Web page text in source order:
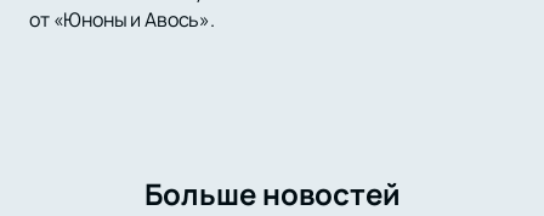
от «Юноны и Авось».
Больше новостей